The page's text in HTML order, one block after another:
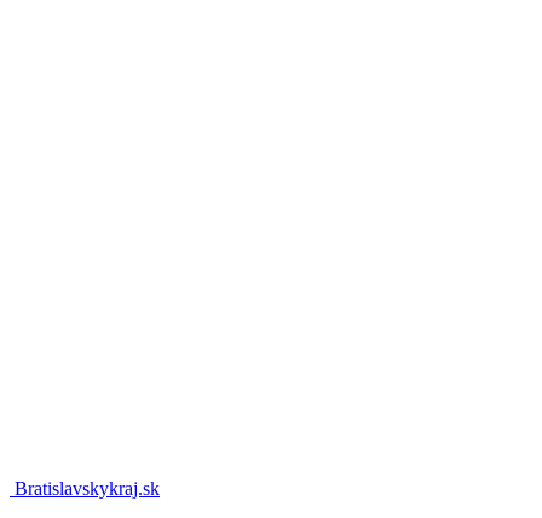
Bratislavskykraj.sk